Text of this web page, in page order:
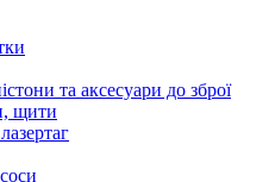
та аксесуари до зброї
щити